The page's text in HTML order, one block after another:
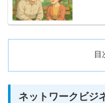
目
ネットワークビジ